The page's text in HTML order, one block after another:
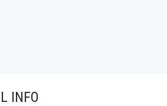
INFO